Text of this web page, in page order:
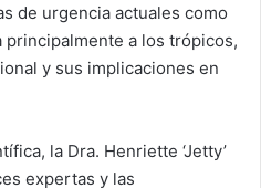
de urgencia actuales como
a los trópicos,
y sus implicaciones en
la Dra. Henriette ‘Jetty’
expertas y las